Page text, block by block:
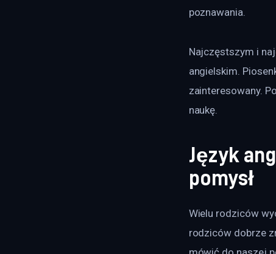
poznawania.
Najczęstszym i
angielskim.
zainteresowany.
naukę.
Język
pomysł
Wielu rodziców
rodziców dobrze